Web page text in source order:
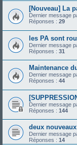
[Nouveau] La
Dernier message
Réponses : 29
les PA sont
Dernier message
Réponses : 31
Maintenance
Dernier message
Réponses : 44
Dernier message
Réponses : 144
deux
Dernier message
Réponses : 14